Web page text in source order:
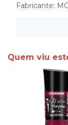
Fabricante:
Quem viu